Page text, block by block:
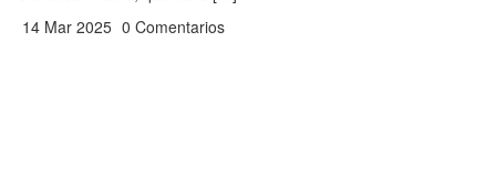
14 Mar 2025 0 Comentarios